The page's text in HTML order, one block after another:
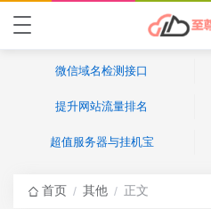
微信域名检测接口
提升网站流量排名
超值服务器与挂机宝
首页 / 其他 / 正文